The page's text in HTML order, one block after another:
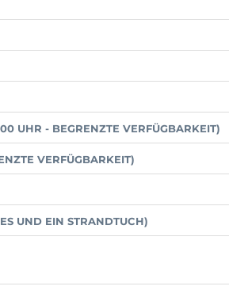
UHR - BEGRENZTE VERFÜGBARKEIT)
VERFÜGBARKEIT)
UND EIN STRANDTUCH)